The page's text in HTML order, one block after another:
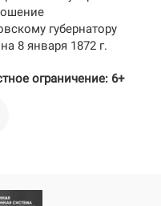
губернатору
8 января 1872 г.
ограничение: 6+